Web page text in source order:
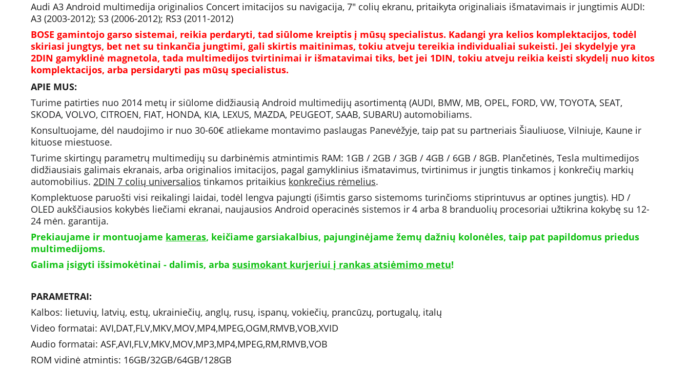
Audi A3 Android multimedija originalios Concert imitacijos su navigacija, 7" colių ekranu, pritaikyta originaliais išmatavimais ir jungtimis AUDI:
A3 (2003-2012); S3 (2006-2012); RS3 (2011-2012)
BOSE gamintojo garso sistemai, reikia perdaryti, tad siūlome kreiptis į mūsų specialistus. Kadangi yra kelios komplektacijos, todėl
skiriasi jungtys, bet net su tinkančia jungtimi, gali skirtis maitinimas, tokiu atveju tereikia individualiai sukeisti. Jei skydelyje yra
2DIN gamyklinė magnetola, tada multimedijos tvirtinimai ir išmatavimai tiks, bet jei 1DIN, tokiu atveju reikia keisti skydelį nuo kitos
komplektacijos, arba persidaryti pas mūsų specialistus.
APIE MUS:
Turime patirties nuo 2014 metų ir siūlome didžiausią Android multimedijų asortimentą (AUDI, BMW, MB, OPEL, FORD, VW, TOYOTA, SEAT,
SKODA, VOLVO, CITROEN, FIAT, HONDA, KIA, LEXUS, MAZDA, PEUGEOT, SAAB, SUBARU) automobiliams.
Konsultuojame, dėl naudojimo ir nuo 30-60€ atliekame montavimo paslaugas Panevėžyje, taip pat su partneriais Šiauliuose, Vilniuje, Kaune ir
kituose miestuose.
Turime skirtingų parametrų multimedijų su darbinėmis atmintimis RAM: 1GB / 2GB / 3GB / 4GB / 6GB / 8GB. Plančetinės, Tesla multimedijos
didžiausiais galimais ekranais, arba originalios imitacijos, pagal gamyklinius išmatavimus, tvirtinimus ir jungtis tinkamos į konkrečių markių
automobilius. 2DIN 7 colių universalios tinkamos pritaikius konkrečius rėmelius.
Komplektuose paruošti visi reikalingi laidai, todėl lengva pajungti (išimtis garso sistemoms turinčioms stiprintuvus ar optines jungtis). HD /
OLED aukščiausios kokybės liečiami ekranai, naujausios Android operacinės sistemos ir 4 arba 8 branduolių procesoriai užtikrina kokybę su 12-
24 mėn. garantija.
Prekiaujame ir montuojame kameras, keičiame garsiakalbius, pajunginėjame žemų dažnių kolonėles, taip pat papildomus priedus
multimedijoms.
Galima įsigyti išsimokėtinai - dalimis, arba susimokant kurjeriui į rankas atsiėmimo metu!
PARAMETRAI:
Kalbos: lietuvių, latvių, estų, ukrainiečių, anglų, rusų, ispanų, vokiečių, prancūzų, portugalų, italų
Video formatai: AVI,DAT,FLV,MKV,MOV,MP4,MPEG,OGM,RMVB,VOB,XVID
Audio formatai: ASF,AVI,FLV,MKV,MOV,MP3,MP4,MPEG,RM,RMVB,VOB
ROM vidinė atmintis: 16GB/32GB/64GB/128GB